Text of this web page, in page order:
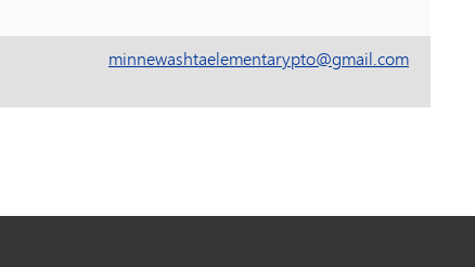
minnewashtaelementarypto@gmail.com